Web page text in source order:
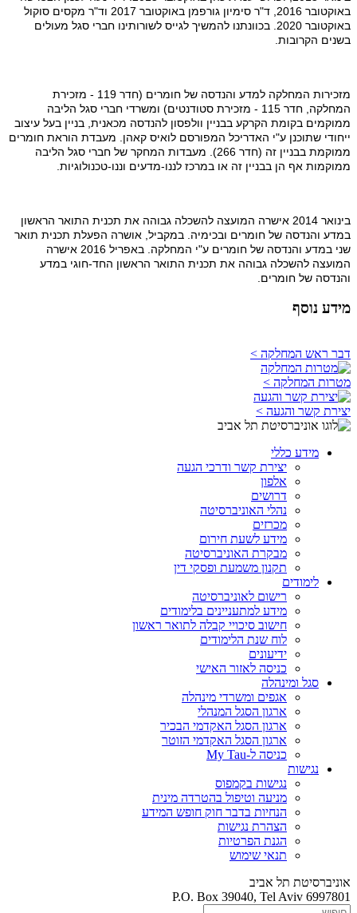
באוקטובר 2016, ד"ר סימיון גורפמן באוקטובר 2017 וד"ר מקסים סוקול
באוקטובר 2020. בכוונתנו להמשיך לגייס לשורותינו חברי סגל מעולים
בשנים הקרובות.
מזכירות המחלקה למדע והנדסה של חומרים (חדר 119 - מזכירת
המחלקה, חדר 115 - מזכירת סטודנטים) ומשרדי חברי סגל הליבה
ממוקמים בקומת הקרקע בבניין וולפסון להנדסה מכאנית, בניין בעל עיצוב
ייחודי שתוכנן ע"י האדריכל המפורסם לואיס קאהן. מעבדת הוראת חומרים
ממוקמת בבניין זה (חדר 266). מעבדות המחקר של חברי סגל הליבה
ממוקמות אף הן בבניין זה או במרכז לננו-מדעים וננו-טכנולוגיות.
בינואר 2014 אישרה המועצה להשכלה גבוהה את תכנית התואר הראשון
במדע והנדסה של חומרים ובכימיה. במקביל, אושרה הפעלת תכנית תואר
שני במדע והנדסה של חומרים ע"י המחלקה. באפריל 2016 אישרה
המועצה להשכלה גבוהה את תכנית התואר הראשון החד-חוגי במדע
והנדסה של חומרים.
מידע נוסף
דבר ראש המחלקה >
מטרות המחלקה >
יצירת קשר והגעה >
מידע כללי
יצירת קשר ודרכי הגעה
אלפון
דרושים
נהלי האוניברסיטה
מכרזים
מידע לשעת חירום
מבקרת האוניברסיטה
תקנון משמעת ופסקי דין
לימודים
רישום לאוניברסיטה
מידע למתעניינים בלימודים
חישוב סיכויי קבלה לתואר ראשון
לוח שנת הלימודים
ידיעונים
כניסה לאזור האישי
סגל ומינהלה
אגפים ומשרדי מינהלה
ארגון הסגל המנהלי
ארגון הסגל האקדמי הבכיר
ארגון הסגל האקדמי הזוטר
כניסה ל-My Tau
נגישות
נגישות בקמפוס
מניעה וטיפול בהטרדה מינית
הנחיות בדבר חוק חופש המידע
הצהרת נגישות
הגנת הפרטיות
תנאי שימוש
אוניברסיטת תל אביב
P.O. Box 39040, Tel Aviv 6997801